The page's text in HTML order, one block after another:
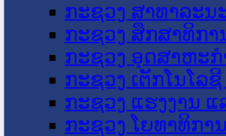
ກະຊວງ ສາທາລະນ
ກະຊວງ ສຶກສາທິກາ
ກະຊວງ ອຸດສາຫະ
ກະຊວງ ເຕັກໂນໂລ
ກະຊວງ ແຮງງານ
ກະຊວງ ໂຍທາທິກາ